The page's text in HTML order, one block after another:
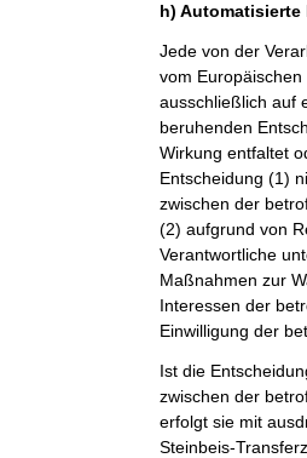
h)
Jede von der
vom
ausschließlich auf
beruhenden
Wirkung entfaltet
Entscheidung (1)
zwischen der
(2) aufgrund von
Verantwortliche
Maßnahmen zur
Interessen der
Einwilligung der
Ist die
zwischen der
erfolgt sie mit
Steinbeis-